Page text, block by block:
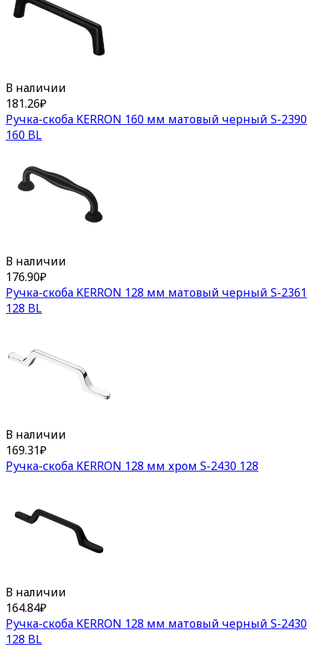
В наличии
181.26₽
Ручка-скоба KERRON 160 мм матовый черный S-2390
160 BL
В наличии
176.90₽
Ручка-скоба KERRON 128 мм матовый черный S-2361
128 BL
В наличии
169.31₽
Ручка-скоба KERRON 128 мм хром S-2430 128
В наличии
164.84₽
Ручка-скоба KERRON 128 мм матовый черный S-2430
128 BL